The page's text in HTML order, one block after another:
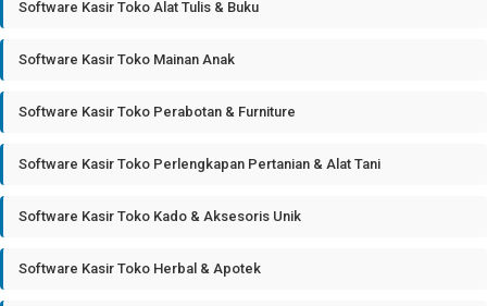
Software Kasir Toko Alat Tulis & Buku
Software Kasir Toko Mainan Anak
Software Kasir Toko Perabotan & Furniture
Software Kasir Toko Perlengkapan Pertanian & Alat Tani
Software Kasir Toko Kado & Aksesoris Unik
Software Kasir Toko Herbal & Apotek